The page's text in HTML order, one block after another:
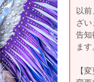
以
ざ
告知
ます
【